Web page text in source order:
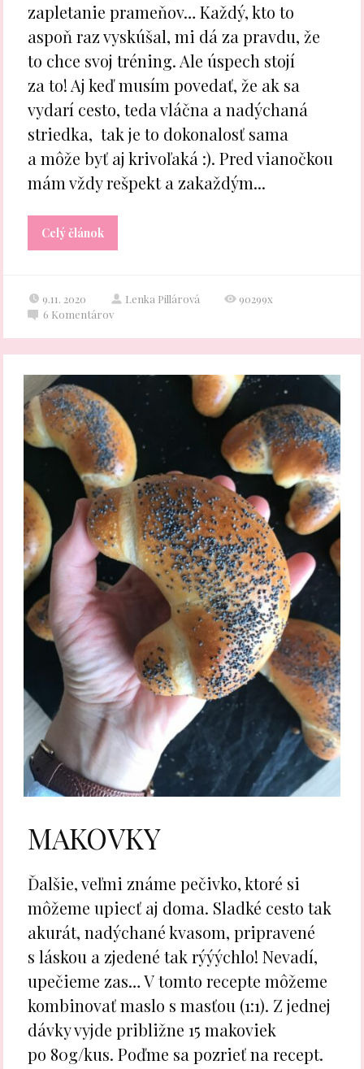
zapletanie prameňov… Každý, kto to
aspoň raz vyskúšal, mi dá za pravdu, že
to chce svoj tréning. Ale úspech stojí
za to! Aj keď musím povedať, že ak sa
vydarí cesto, teda vláčna a nadýchaná
striedka, tak je to dokonalosť sama
a môže byť aj krivoľaká :). Pred vianočkou
mám vždy rešpekt a zakaždým...
Celý článok
9.11. 2020 Lenka Pillárová
90299x
6 Komentárov
MAKOVKY
Ďalšie, veľmi známe pečivko, ktoré si
môžeme upiecť aj doma. Sladké cesto tak
akurát, nadýchané kvasom, pripravené
s láskou a zjedené tak rýýýchlo! Nevadí,
upečieme zas… V tomto recepte môžeme
kombinovať maslo s masťou (1:1). Z jednej
dávky vyjde približne 15 makoviek
po 80g/kus. Poďme sa pozrieť na recept.